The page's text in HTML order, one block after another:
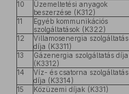
10
Üzemeltetési anyagok
beszerzése (K312)
11
Egyéb kommunikációs
szolgáltatások (K322)
12
Villamosenergia szolgáltatás
díja (K3311)
13
Gázenergia szolgáltatás díja
(K3312)
14
Víz- és csatorna szolgáltatás
díja (K3314)
15 Közüzemi díjak (K331)